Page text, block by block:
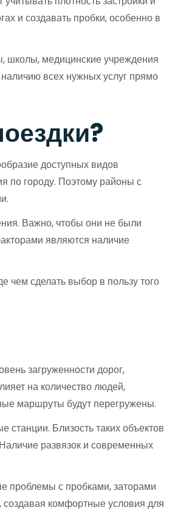
и создавать пробки, особенно в
школы, медицинские учреждения
всех нужных услуг прямо
доступных видов
по городу. Поэтому районы с
Важно, чтобы они не были
являются наличие
чем сделать выбор в пользу того
загруженности дорог,
на количество людей,
маршруты будут перегружены.
станции. Близость таких объектов
развязок и современных
проблемы с пробками, заторами
создавая комфортные условия для